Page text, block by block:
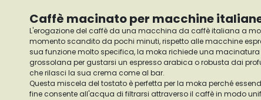
Caffè macinato per macchine
L'erogazione del caffè da una macchina da caffè italiana a
momento scandito da pochi minuti, rispetto alle macchine
sua funzione molto specifica, la moka richiede una macinatura
grossolana per gustarsi un espresso arabica o robusta dai
che rilasci la sua crema come al bar.
Questa miscela del tostato è perfetta per la moka perché
fine consente all'acqua di filtrarsi attraverso il caffè in modo